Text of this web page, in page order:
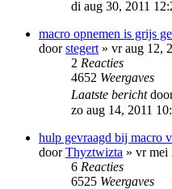
di aug 30, 2011
macro opnemen is grijs
doorstegert » vr aug 12,
2 Reacties
4652 Weergaves
Laatste bericht
zo aug 14, 2011
hulp gevraagd bij macro
doorThyztwizta » vr mei
6 Reacties
6525 Weergaves